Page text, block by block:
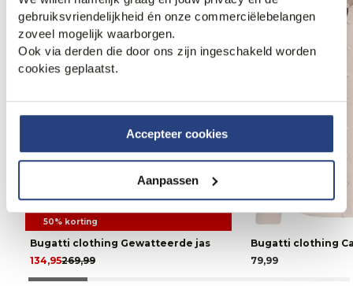
gebruiksvriendelijkheid én onze commerciëlebelangen
zoveel mogelijk waarborgen.
Ook via derden die door ons zijn ingeschakeld worden
cookies geplaatst.
Accepteer cookies
Aanpassen
50% korting
Bugatti clothing Gewatteerde jas
269,99
134,95
Bugatti clothing
79,99